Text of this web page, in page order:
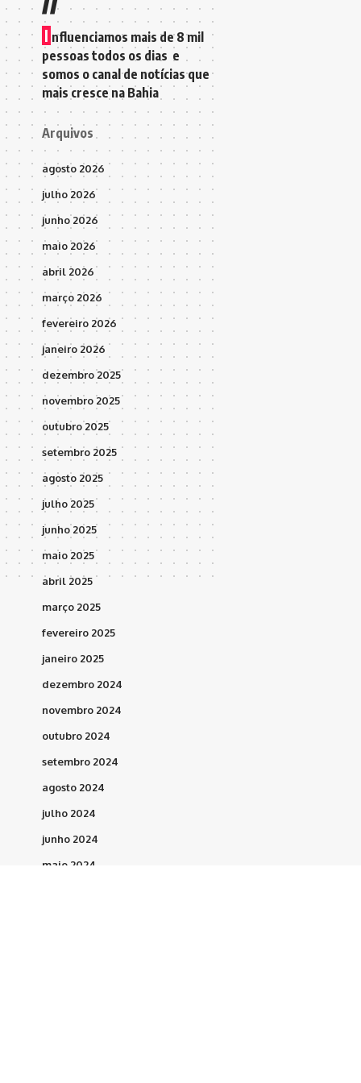
I nfluenciamos mais de 8 mil
pessoas todos os dias e
somos o canal de notícias que
mais cresce na Bahia
Arquivos
agosto 2026
julho 2026
junho 2026
maio 2026
abril 2026
março 2026
fevereiro 2026
janeiro 2026
dezembro 2025
novembro 2025
outubro 2025
setembro 2025
agosto 2025
julho 2025
junho 2025
maio 2025
abril 2025
março 2025
fevereiro 2025
janeiro 2025
dezembro 2024
novembro 2024
outubro 2024
setembro 2024
agosto 2024
julho 2024
junho 2024
maio 2024